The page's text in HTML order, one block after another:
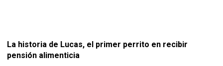
La historia de Lucas, el primer perrito en recibir
pensión alimenticia